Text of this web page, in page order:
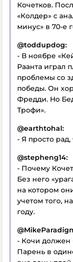
Кочетков.
«Колдер» с
минус» в 70-е
@toddupdog:
- В ноябре
Раанта играл
проблемы со
победы. Он
Фредди. Но
Трофи».
@earthtohal:
- Я просто
@stepheng14:
- Почему
Без него
на котором
учетом того,
году.
- Кочи должен
Парень в